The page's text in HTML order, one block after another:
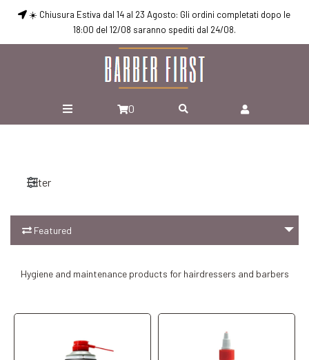
☀️ Chiusura Estiva dal 14 al 23 Agosto: Gli ordini completati dopo le
18:00 del 12/08 saranno spediti dal 24/08.
0
Filter
Featured
Hygiene and maintenance products for hairdressers and barbers
Add to Cart Add to Cart